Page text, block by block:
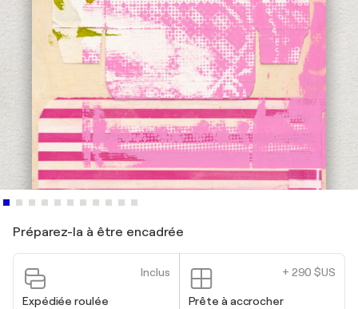
Préparez-la à être encadrée
Inclus
Expédiée roulée
+ 290 $US
Prête à accrocher